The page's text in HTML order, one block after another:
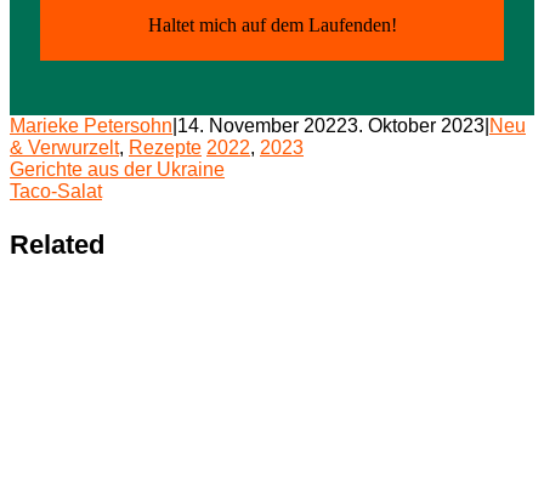
Marieke Petersohn 14. November 20223. Oktober 2023 Neu
& Verwurzelt, Rezepte 2022, 2023
Beitragsnavigation
Gerichte aus der Ukraine
Taco-Salat
Related